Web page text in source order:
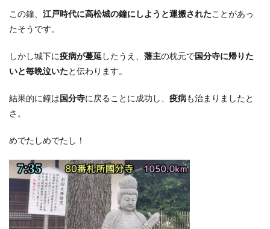
この鐘、 江戸時代に高松城の鐘にしようと運搬されたことがあっ
たそうです。
しかし城下に疫病が蔓延 したうえ、 藩主の枕元で国分寺に帰りた
いと毎晩泣いたと伝わります。
結果的に鐘は国分寺に戻ることに成功し、 疫病も治まりましたと
さ。
めでたしめでたし！